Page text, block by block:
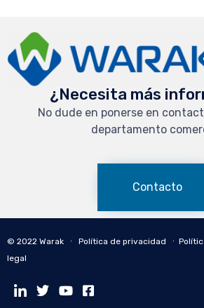
¿Necesita más
No dude en ponerse en
departamento
Contacto
© 2022 Warak ∙ Política de privacidad ∙
legal